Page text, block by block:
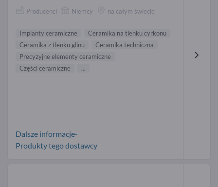
Producenci Niemcy na całym świecie
Implanty ceramiczne
Ceramika na tlenku cyrkonu
Ceramika z tlenku glinu
Ceramika techniczna
Precyzyjne elementy ceramiczne
Części ceramiczne
...
Dalsze informacje-
Produkty tego dostawcy